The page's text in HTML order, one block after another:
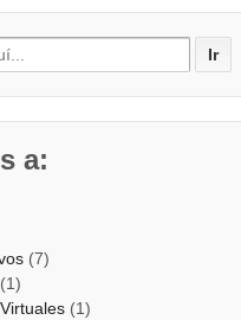
a:
(7)
(1)
(1)